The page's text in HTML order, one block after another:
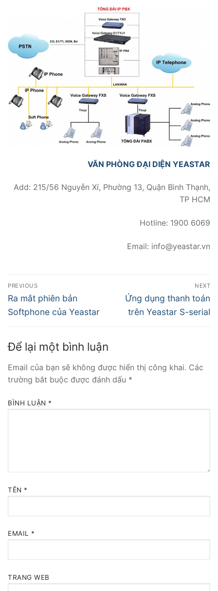
PRI VoIP Gateway TE100
PRI VoIP Gateway TE200
BRI VoIP Gateway
LIÊN HỆ
TIN TỨC
HƯỚNG DẪN
VĂN PHÒNG ĐẠI DIỆN YEASTAR
Add: 215/56 Nguyễn Xí, Phường 13, Quận Bình Thạnh,
TP HCM
Hotline: 1900 6069
Email: info@yeastar.vn
PREVIOUS
Ra mắt phiên bản
Softphone của Yeastar
NEXT
Ứng dụng thanh toán
trên Yeastar S-serial
Để lại một bình luận
Email của bạn sẽ không được hiển thị công khai. Các
trường bắt buộc được đánh dấu *
BÌNH LUẬN *
TÊN *
EMAIL *
TRANG WEB